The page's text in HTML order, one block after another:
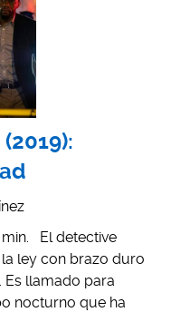
min. El detective
ley con brazo duro
Es llamado para
nocturno que ha